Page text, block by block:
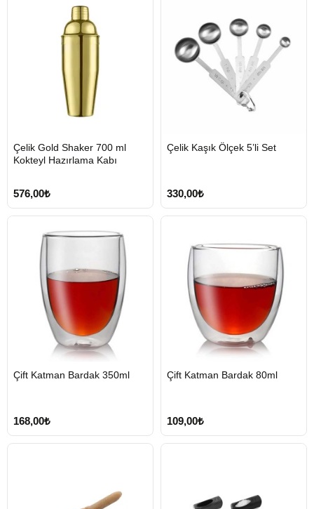
GÖNDERİ
Çelik Gold Shaker 700 ml
Kokteyl Hazırlama Kabı
576,00₺
GÖNDERİ
Çelik Kaşık Ölçek 5’li Set
330,00₺
GÖNDERİ
Çift Katman Bardak 350ml
168,00₺
GÖNDERİ
Çift Katman Bardak 80ml
109,00₺